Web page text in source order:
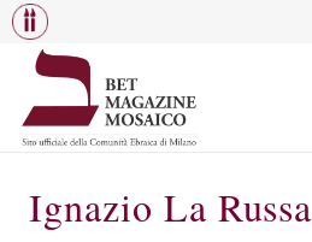
Ignazio La Russa